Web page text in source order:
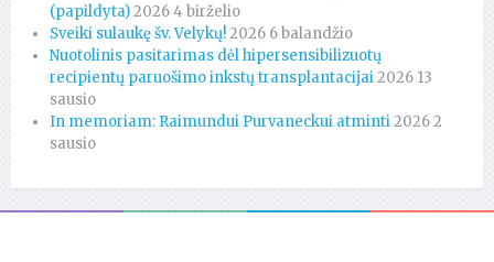
(papildyta)2026 4 birželio
Sveiki sulaukę šv. Velykų!2026 6 balandžio
Nuotolinis pasitarimas dėl hipersensibilizuotų
recipientų paruošimo inkstų transplantacijai2026 13
sausio
In memoriam: Raimundui Purvaneckui atminti2026 2
sausio